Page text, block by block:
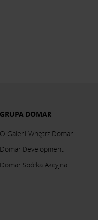
GRUPA DOMAR
O Galerii Wnętrz Domar
Domar Development
Domar Spółka Akcyjna